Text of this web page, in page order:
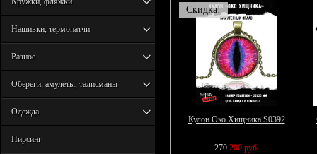
Нашивки, термопатчи
Разное
Обереги, амулеты, талисманы
Одежда
Пирсинг
Скидка!
Кулон Око Хищника S0392
270 200 руб.